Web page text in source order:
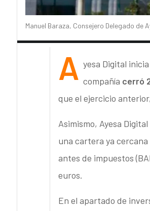
Manuel Baraza, Consejero Delegado de
A yesa Digital
compañía cerró
que el ejercicio
Asimismo, Ayesa
una cartera ya cercana
antes de impuestos
euros.
En el apartado de